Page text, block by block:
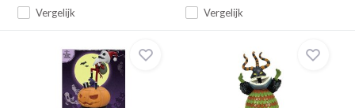
Vergelijk Vergelijk